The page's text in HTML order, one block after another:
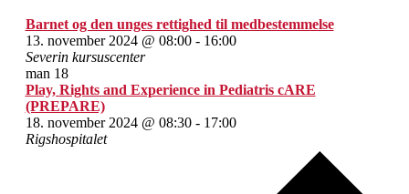
Barnet og den unges rettighed til medbestemmelse
13. november 2024 @ 08:00- 16:00
Severin kursuscenter
man 18
Play, Rights and Experience in Pediatris cARE
(PREPARE)
18. november 2024 @ 08:30- 17:00
Rigshospitalet